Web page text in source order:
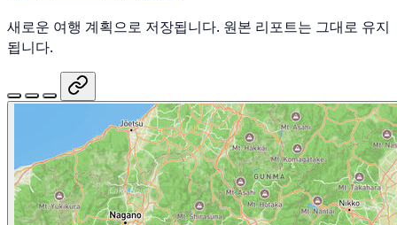
새로운 여행 계획으로 저장됩니다. 원본 리포트는 그대로 유지
됩니다.